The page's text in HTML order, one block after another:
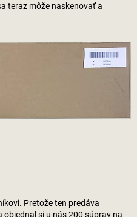
teraz môže naskenovať a
Pretože ten predáva
objednal si u nás 200 súprav na